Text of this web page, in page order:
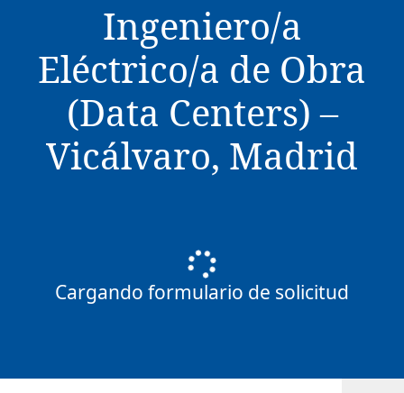
Ingeniero/a
Eléctrico/a de Obra
(Data Centers) –
Vicálvaro, Madrid
Cargando formulario de solicitud